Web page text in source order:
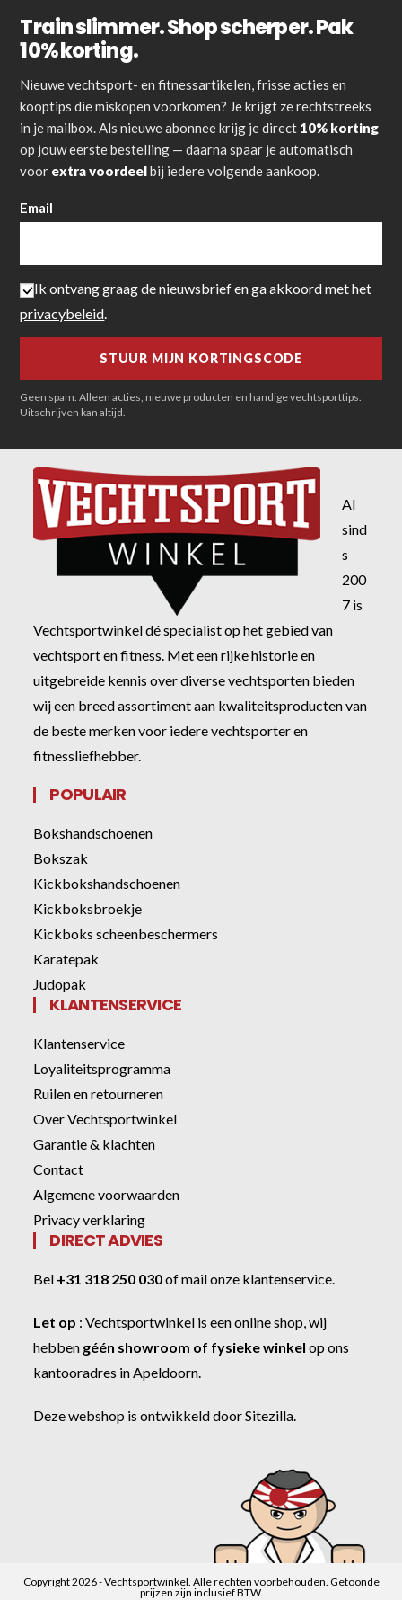
Train slimmer. Shop scherper. Pak
10% korting.
Nieuwe vechtsport- en fitnessartikelen, frisse acties en
kooptips die miskopen voorkomen? Je krijgt ze rechtstreeks
in je mailbox. Als nieuwe abonnee krijg je direct 10% korting
op jouw eerste bestelling — daarna spaar je automatisch
voor extra voordeelbij iedere volgende aankoop.
Email
Ik ontvang graag de nieuwsbrief en ga akkoord met het
privacybeleid
Geen spam. Alleen acties, nieuwe producten en handige vechtsporttips.
Uitschrijven kan altijd.
Al
sind
s
200
7 is
Vechtsportwinkel dé specialist op het gebied van
vechtsport en fitness. Met een rijke historie en
uitgebreide kennis over diverse vechtsporten bieden
wij een breed assortiment aan kwaliteitsproducten van
de beste merken voor iedere vechtsporter en
fitnessliefhebber.
POPULAIR
Bokshandschoenen
Bokszak
Kickbokshandschoenen
Kickboksbroekje
Kickboks scheenbeschermers
Karatepak
Judopak
KLANTENSERVICE
Klantenservice
Loyaliteitsprogramma
Ruilen en retourneren
Over Vechtsportwinkel
Garantie & klachten
Contact
Algemene voorwaarden
Privacy verklaring
DIRECT ADVIES
Bel +31 318 250 030ofmail onze klantenservice
Let op :Vechtsportwinkel is een online shop, wij
hebben géén showroom of fysieke winkel op ons
kantooradres in Apeldoorn.
Deze webshop is ontwikkeld doorSitezilla
Copyright 2026 - Vechtsportwinkel. Alle rechten voorbehouden. Getoonde
prijzen zijn inclusief BTW.